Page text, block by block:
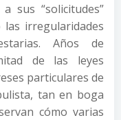
sus “solicitudes”
irregularidades
Años de
de las leyes
particulares de
tan en boga
cómo varias